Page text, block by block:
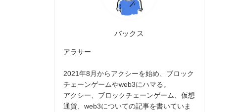
バックス
アラサー
2021年8月からアクシーを始め、ブロック
チェーンゲームやweb3にハマる。
アクシー、ブロックチェーンゲーム、仮想
通貨、web3についての記事を書いていま